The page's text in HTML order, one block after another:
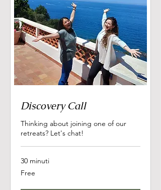
Discovery Call
Thinking about joining one of our
retreats? Let's chat!
30 minuti
Free
Free